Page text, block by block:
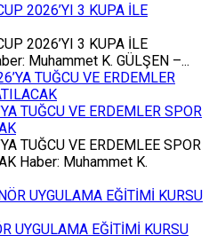
2026’YI 3 KUPA İLE
2026’YI 3 KUPA İLE
Muhammet K. GÜLŞEN –...
TUĞCU VE ERDEMLER SPOR
TUĞCU VE ERDEMLEE SPOR
Haber: Muhammet K.
UYGULAMA EĞİTİMİ KURSU